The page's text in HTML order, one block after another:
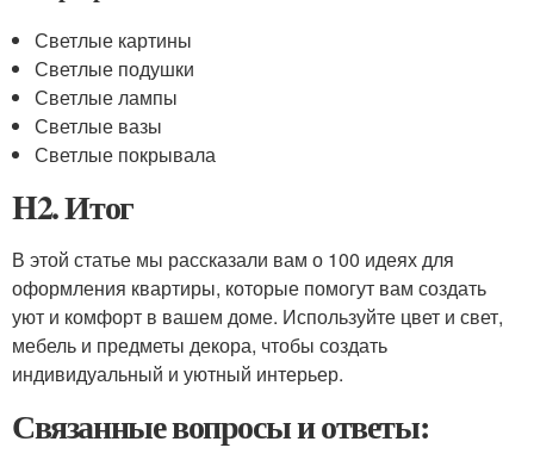
Светлые картины
Светлые подушки
Светлые лампы
Светлые вазы
Светлые покрывала
H2. Итог
В этой статье мы рассказали вам о 100 идеях для
оформления квартиры, которые помогут вам создать
уют и комфорт в вашем доме. Используйте цвет и свет,
мебель и предметы декора, чтобы создать
индивидуальный и уютный интерьер.
Связанные вопросы и ответы: